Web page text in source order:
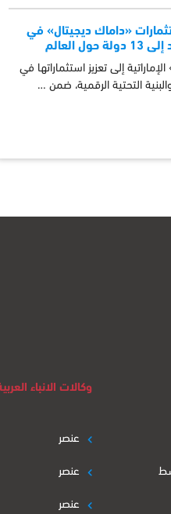
«داماك ديجيتال» في
العالم
إلى تعزيز استثماراتها في
التحتية الرقمية، ضمن …
وكالات الانباء
عنصر
عنصر
عنصر